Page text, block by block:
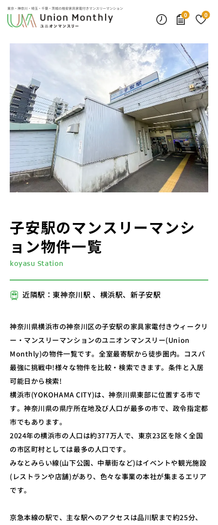
東京・神奈川・埼玉・千葉・茨城の格安家具家電付きマンスリーマンション
0
0
子安駅のマンスリーマンシ
ョン物件一覧
koyasu Station
近隣駅：東神奈川駅 、横浜駅、新子安駅
神奈川県横浜市の神奈川区の子安駅の家具家電付きウィークリ
ー・マンスリーマンションのユニオンマンスリー(Union
Monthly)の物件一覧です。全室最寄駅から徒歩圏内。コスパ
最強に挑戦中!様々な物件を比較・検索できます。条件と入居
可能日から検索!
横浜市(YOKOHAMA CITY)は、神奈川県東部に位置する市で
す。神奈川県の県庁所在地及び人口が最多の市で、政令指定都
市でもあります。
2024年の横浜市の人口は約377万人で、東京23区を除く全国
の市区町村としては最多の人口です。
みなとみらい線(山下公園、中華街など)はイベントや観光施設
(レストランや店舗)があり、色々な事業の本社が集まるエリア
です。
京急本線の駅で、主な駅へのアクセスは品川駅まで約25分、